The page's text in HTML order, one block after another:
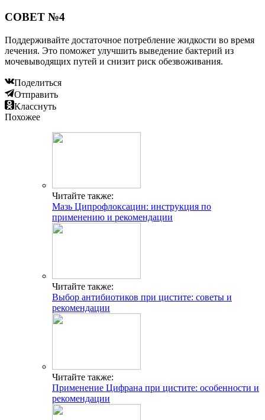
СОВЕТ №4
Поддерживайте достаточное потребление жидкости во время
лечения. Это поможет улучшить выведение бактерий из
мочевыводящих путей и снизит риск обезвоживания.
Поделиться
Отправить
Класснуть
Похожее
Читайте также:
Мазь Ципрофлоксацин: инструкция по
применению и рекомендации
Читайте также:
Выбор антибиотиков при цистите: советы и
рекомендации
Читайте также:
Применение Цифрана при цистите: особенности и
рекомендации